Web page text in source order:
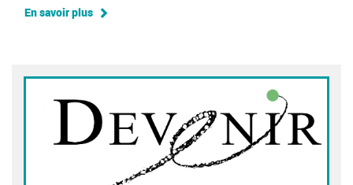
En savoir plus